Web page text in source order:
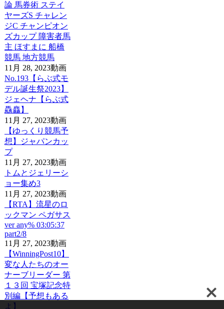
論 馬券術 ステイ
ヤーズS チャレン
ジC チャンピオン
ズカップ 障害者馬
主 ほすまに 船橋
競馬 地方競馬
11月 28, 2023動画
No.193【らぶ式モ
デル誕生祭2023】
ジェヘナ【らぶ式
驫麤】
11月 27, 2023動画
【ゆっくり競馬予
想】ジャパンカッ
プ
11月 27, 2023動画
トムとジェリーシ
ョー集め3
11月 27, 2023動画
【RTA】流星のロ
ックマン ペガサス
ver any% 03:05:37
part2/8
11月 27, 2023動画
【WinningPost10】
変な人たちのオー
ナーブリーダー 第
１３回 宝塚記念特
別編【予想もある
よ】